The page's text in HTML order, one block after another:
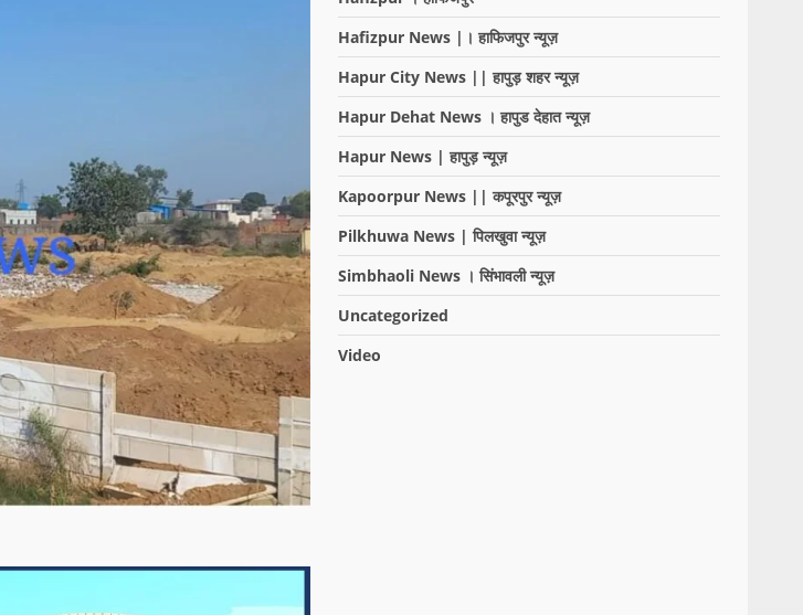
Hafizpur News |। हाफिजपुर न्यूज़
Hapur City News || हापुड़ शहर न्यूज़
Hapur Dehat News । हापुड देहात न्यूज़
Hapur News | हापुड़ न्यूज़
Kapoorpur News || कपूरपुर न्यूज़
Pilkhuwa News | पिलखुवा न्यूज़
Simbhaoli News । सिंभावली न्यूज़
Uncategorized
Video